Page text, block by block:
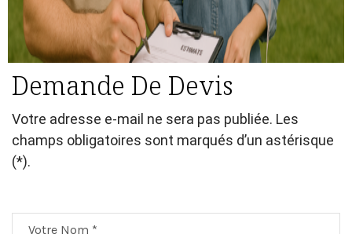
Demande De Devis
Votre adresse e-mail ne sera pas publiée. Les
champs obligatoires sont marqués d’un astérisque
(*).